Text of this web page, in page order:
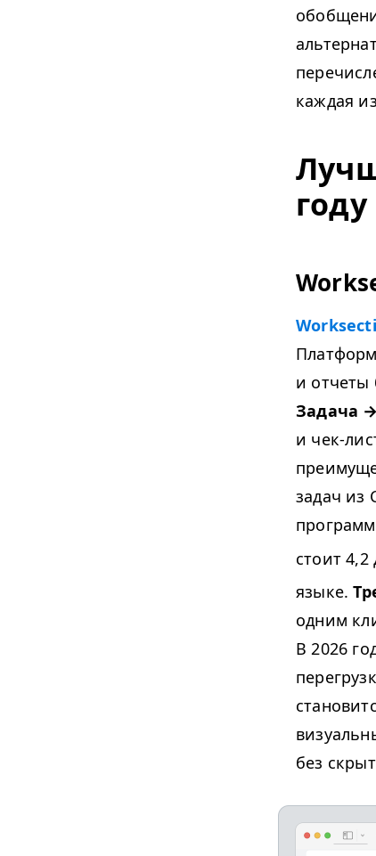
каждая
году
и отчеты
Задача
и чек-
задач из
стоит
языке.
одним
В 2026
без